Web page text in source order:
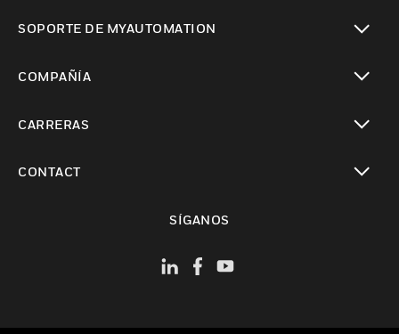
SOPORTE DE MYAUTOMATION
COMPAÑÍA
CARRERAS
CONTACT
SÍGANOS